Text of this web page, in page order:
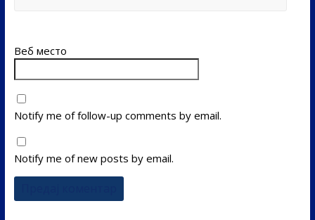
Веб место
Notify me of follow-up comments by email.
Notify me of new posts by email.